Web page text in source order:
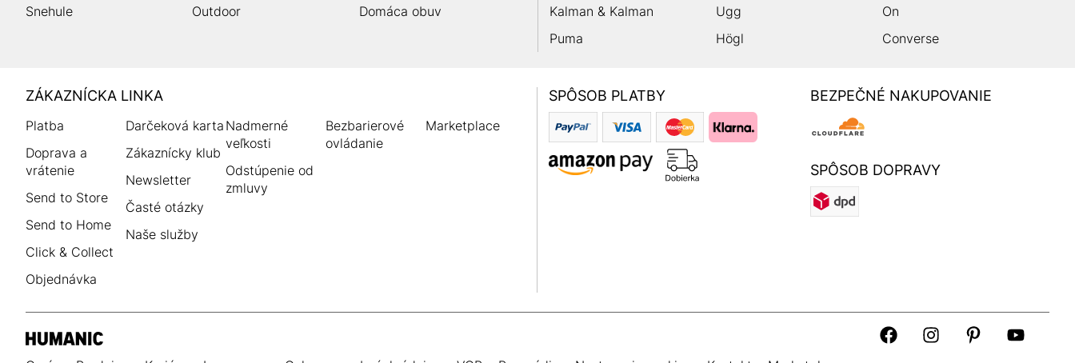
Snehule
Outdoor Domáca obuv
Kalman & Kalman
Ugg
On
Puma
Högl Converse
HUMANIC
Footer
ZÁKAZNÍCKA LINKA
Platba
Doprava a
vrátenie
Send to Store
Send to Home
Click & Collect
Objednávka
Darčeková karta
Zákaznícky klub
Newsletter
Časté otázky
Naše služby
Nadmerné
veľkosti
Odstúpenie od
zmluvy
Bezbarierové
ovládanie
Marketplace
SPÔSOB PLATBY BEZPEČNÉ NAKUPOVANIE
SPÔSOB DOPRAVY